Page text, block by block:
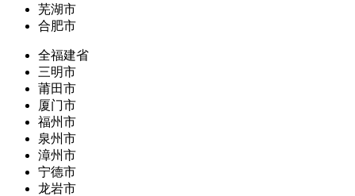
芜湖市
合肥市
全福建省
三明市
莆田市
厦门市
福州市
泉州市
漳州市
宁德市
龙岩市